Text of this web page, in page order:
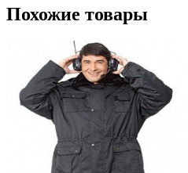
Похожие товары